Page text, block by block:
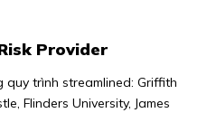
Provider
quy trình streamlined: Griffith
Flinders University, James